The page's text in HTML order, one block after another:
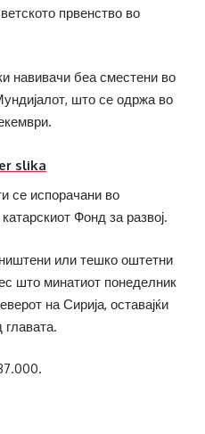
првенство во
навивачи беа сместени во
што се одржа во
се испорачани во
Фонд за развој.
или тешко оштетни
што минатиот понеделник
на Сирија, оставајќи